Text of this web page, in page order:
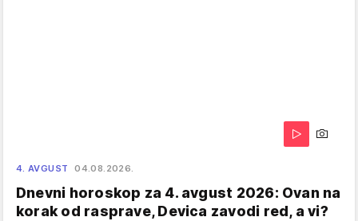
4. AVGUST 04.08.2026.
Dnevni horoskop za 4. avgust 2026: Ovan na
korak od rasprave, Devica zavodi red, a vi?